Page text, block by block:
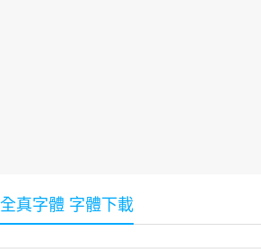
全真字體 字體下載